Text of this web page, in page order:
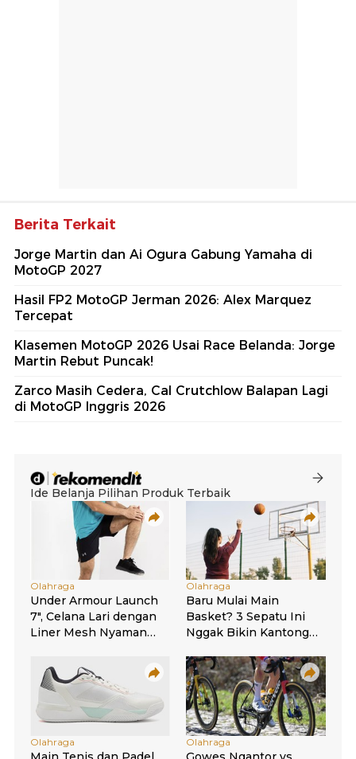
Berita Terkait
Jorge Martin dan Ai Ogura Gabung Yamaha di
MotoGP 2027
Hasil FP2 MotoGP Jerman 2026: Alex Marquez
Tercepat
Klasemen MotoGP 2026 Usai Race Belanda: Jorge
Martin Rebut Puncak!
Zarco Masih Cedera, Cal Crutchlow Balapan Lagi
di MotoGP Inggris 2026